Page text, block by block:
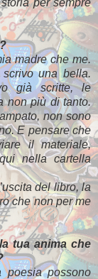
madre che me.
una bella.
già scritte, le
non più di tanto.
non sono
E pensare che
il materiale,
nella cartella
del libro, la
che non per me
tua anima che
poesia possono